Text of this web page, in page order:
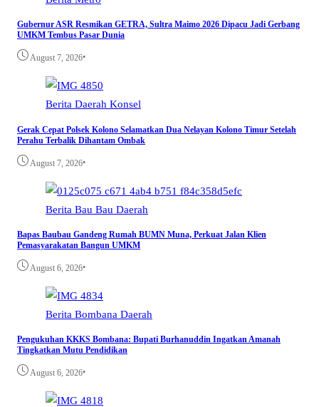
Gubernur ASR Resmikan GETRA, Sultra Maimo 2026 Dipacu Jadi Gerbang
UMKM Tembus Pasar Dunia
August 7, 2026•
Berita Daerah Konsel
Gerak Cepat Polsek Kolono Selamatkan Dua Nelayan Kolono Timur Setelah
Perahu Terbalik Dihantam Ombak
August 7, 2026•
Berita Bau Bau Daerah
Bapas Baubau Gandeng Rumah BUMN Muna, Perkuat Jalan Klien
Pemasyarakatan Bangun UMKM
August 6, 2026•
Berita Bombana Daerah
Pengukuhan KKKS Bombana: Bupati Burhanuddin Ingatkan Amanah
Tingkatkan Mutu Pendidikan
August 6, 2026•